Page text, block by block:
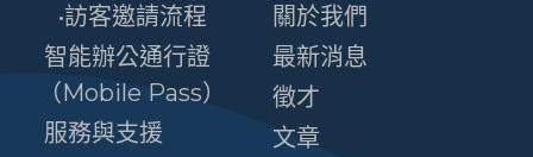
•訪客邀請流程
智能辦公通行證
（Mobile Pass）
服務與支援
關於我們
最新消息
徵才
文章